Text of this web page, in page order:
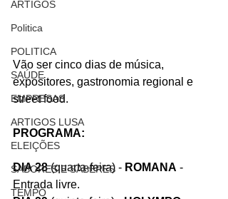
ARTIGOS
Politica
POLITICA
SAÚDE
EMPRESAS
ARTIGOS LUSA
ELEIÇÕES
SABORES E SABERES
TEMPO
Vão ser cinco dias de música,
expositores, gastronomia regional e
street food.
PROGRAMA:
DIA 28 (quarta-feira) - ROMANA -
Entrada livre.